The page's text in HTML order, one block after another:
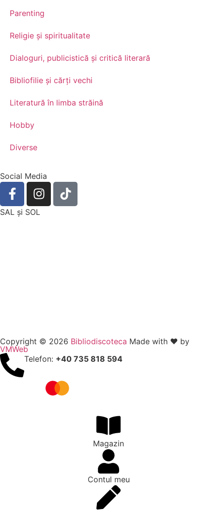
Parenting
Religie și spiritualitate
Dialoguri, publicistică și critică literară
Bibliofilie și cărți vechi
Literatură în limba străină
Hobby
Diverse
Social Media
SAL şi SOL
Copyright © 2026 Bibliodiscoteca Made with ❤️ by
VMWeb
Telefon: +40 735 818 594
Magazin
Contul meu